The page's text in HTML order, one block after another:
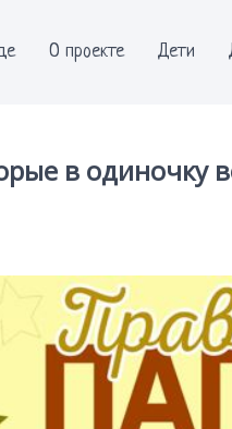
О проекте Дети
в одиночку